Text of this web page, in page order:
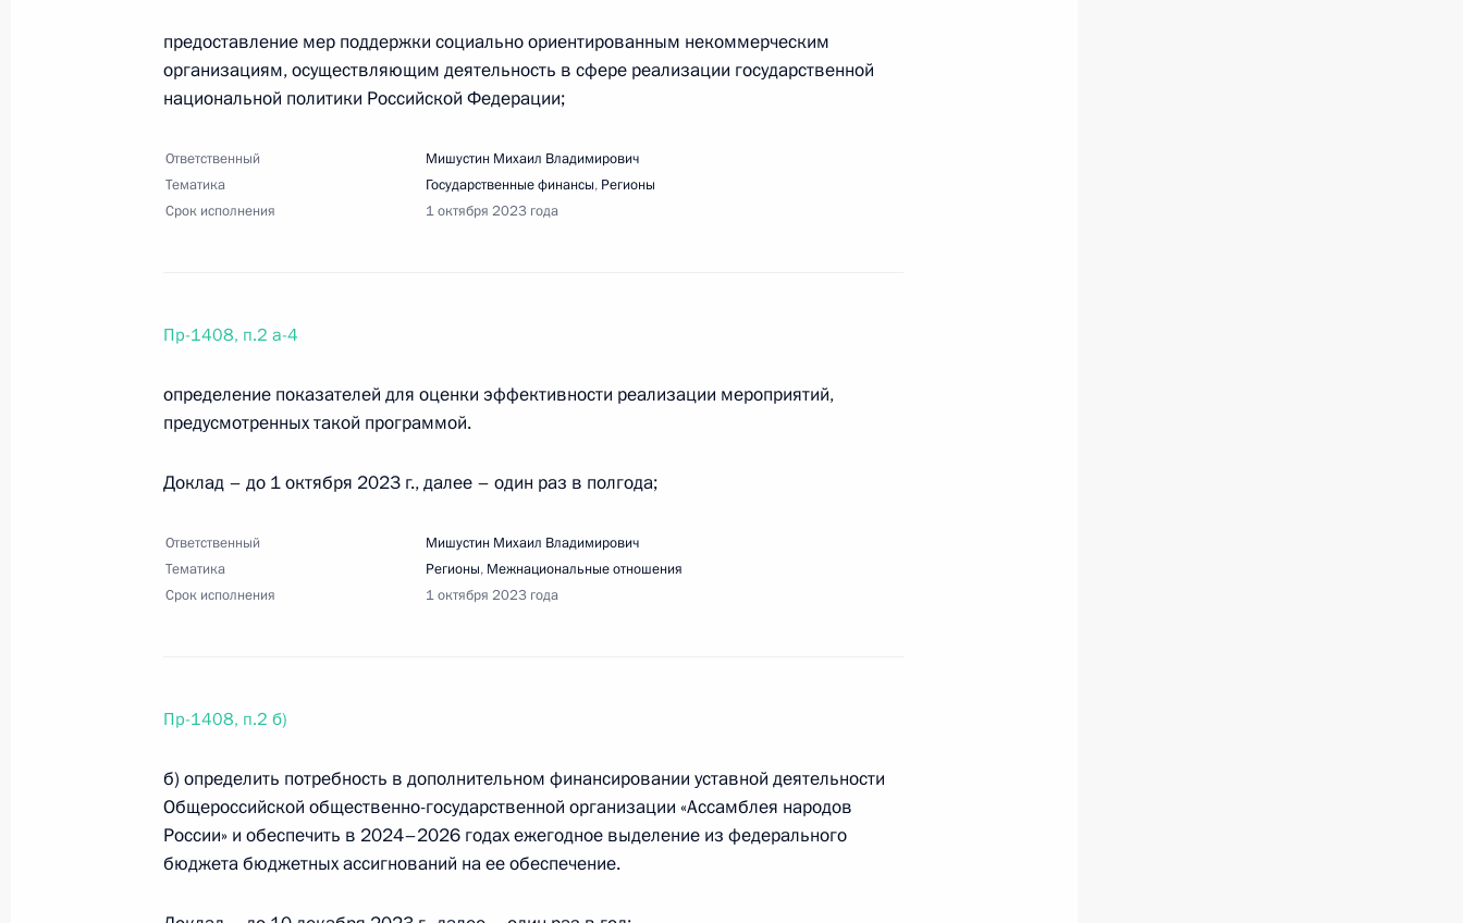
25 июля 2023 года, 20:30 12 поручений
16 июля 2023 года, воскресенье
Перечень поручений по итогам заседания Совета по межнациональным
отношениям
Перечень поручений по итогам встречи с членами Общероссийской общественной
организации «Деловая Россия»
29 июня 2023 года, 19:00 24 поручения
20 июня 2023 года, вторник
Перечень поручений по итогам участия Президента в мероприятиях по вопросам
развития беспилотных авиационных систем
13 июня 2023 года, 21:00 15 поручений
предоставление мер поддержки социально ориентированным некоммерческим
организациям, осуществляющим деятельность в сфере реализации государственной
национальной политики Российской Федерации;
Ответственный
Мишустин Михаил Владимирович
Тематика
Государственные финансы, Регионы
Срок исполнения
1 октября 2023 года
Пр-1408, п.2 а-4
определение показателей для оценки эффективности реализации мероприятий,
предусмотренных такой программой.
Доклад – до 1 октября 2023 г., далее – один раз в полгода;
Ответственный
Мишустин Михаил Владимирович
Тематика
Регионы, Межнациональные отношения
Срок исполнения
1 октября 2023 года
Пр-1408, п.2 б)
б) определить потребность в дополнительном финансировании уставной деятельности
Общероссийской общественно-государственной организации «Ассамблея народов
России» и обеспечить в 2024–2026 годах ежегодное выделение из федерального
бюджета бюджетных ассигнований на ее обеспечение.